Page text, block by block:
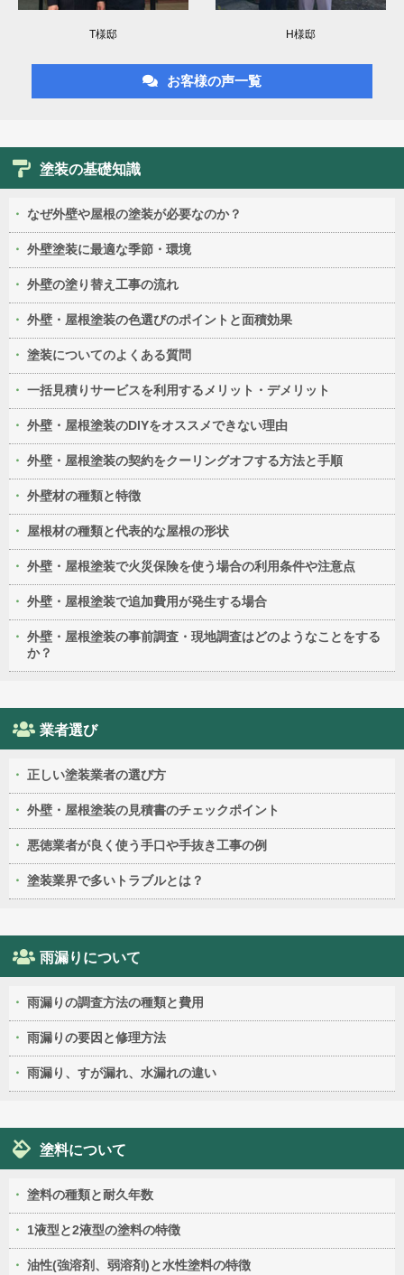
T様邸 H様邸
お客様の声一覧
塗装の基礎知識
なぜ外壁や屋根の塗装が必要なのか？
外壁塗装に最適な季節・環境
外壁の塗り替え工事の流れ
外壁・屋根塗装の色選びのポイントと面積効果
塗装についてのよくある質問
一括見積りサービスを利用するメリット・デメリット
外壁・屋根塗装のDIYをオススメできない理由
外壁・屋根塗装の契約をクーリングオフする方法と手順
外壁材の種類と特徴
屋根材の種類と代表的な屋根の形状
外壁・屋根塗装で火災保険を使う場合の利用条件や注意点
外壁・屋根塗装で追加費用が発生する場合
外壁・屋根塗装の事前調査・現地調査はどのようなことをする
か？
業者選び
正しい塗装業者の選び方
外壁・屋根塗装の見積書のチェックポイント
悪徳業者が良く使う手口や手抜き工事の例
塗装業界で多いトラブルとは？
雨漏りについて
雨漏りの調査方法の種類と費用
雨漏りの要因と修理方法
雨漏り、すが漏れ、水漏れの違い
塗料について
塗料の種類と耐久年数
1液型と2液型の塗料の特徴
油性(強溶剤、弱溶剤)と水性塗料の特徴